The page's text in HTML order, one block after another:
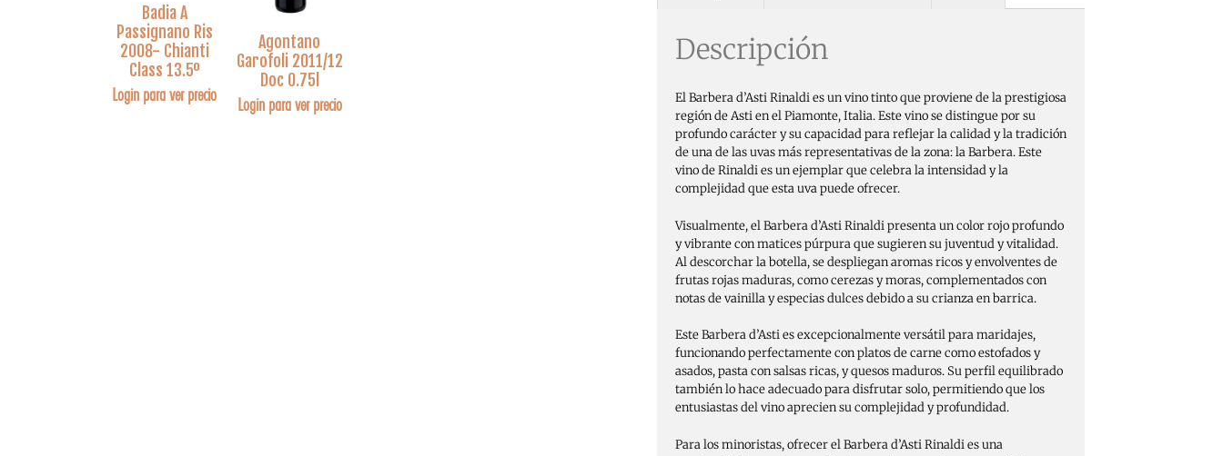
Badia A
Passignano Ris
2008- Chianti
Class 13.5º
Login para ver precio
Agontano
Garofoli 2011/12
Doc 0.75l
Login para ver precio
Descripción
El Barbera d’Asti Rinaldi es un vino tinto que proviene de la prestigiosa
región de Asti en el Piamonte, Italia. Este vino se distingue por su
profundo carácter y su capacidad para reflejar la calidad y la tradición
de una de las uvas más representativas de la zona: la Barbera. Este
vino de Rinaldi es un ejemplar que celebra la intensidad y la
complejidad que esta uva puede ofrecer.
Visualmente, el Barbera d’Asti Rinaldi presenta un color rojo profundo
y vibrante con matices púrpura que sugieren su juventud y vitalidad.
Al descorchar la botella, se despliegan aromas ricos y envolventes de
frutas rojas maduras, como cerezas y moras, complementados con
notas de vainilla y especias dulces debido a su crianza en barrica.
Este Barbera d’Asti es excepcionalmente versátil para maridajes,
funcionando perfectamente con platos de carne como estofados y
asados, pasta con salsas ricas, y quesos maduros. Su perfil equilibrado
también lo hace adecuado para disfrutar solo, permitiendo que los
entusiastas del vino aprecien su complejidad y profundidad.
Para los minoristas, ofrecer el Barbera d’Asti Rinaldi es una